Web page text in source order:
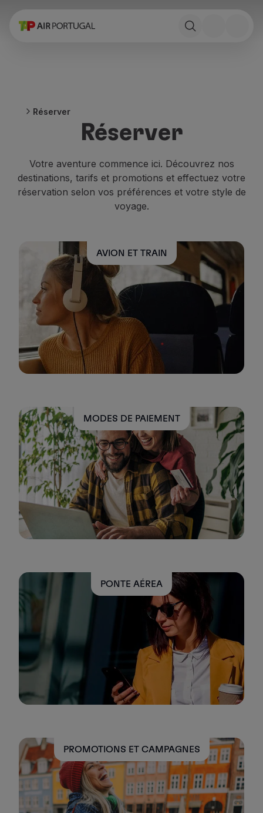
Réserver
Stopover
Informations de voyage
Besoins spéciaux
Voyager avec des animaux
Bébés et enfants
Vols en Business
Vols en Economy Prime
Vols en Economy
Repas à bord
Divertissements
Wi-Fi
Gérer de réservation
Gestion des Réserves
Extras et Upgrades
Facture en ligne
Location de voiture
Assurance Voyage
Hébergement
Enregistrement
Informations d'Enregistrement
TAP Miles&Go
Programme TAP Miles&Go
Découvrez le Programme
Accumuler des miles
Utiliser des miles
Promotions et Offres
Centre d'aide
Questions frequentes
Demandes et réclamations
Contacts
Informations utiles
Remboursements
Facture en ligne
Bagages perdus / endommagés
Réserver
Réserver
Votre aventure commence ici. Découvrez nos
destinations, tarifs et promotions et effectuez votre
réservation selon vos préférences et votre style de
voyage.
AVION ET TRAIN
MODES DE PAIEMENT
PONTE AÉREA
PROMOTIONS ET CAMPAGNES